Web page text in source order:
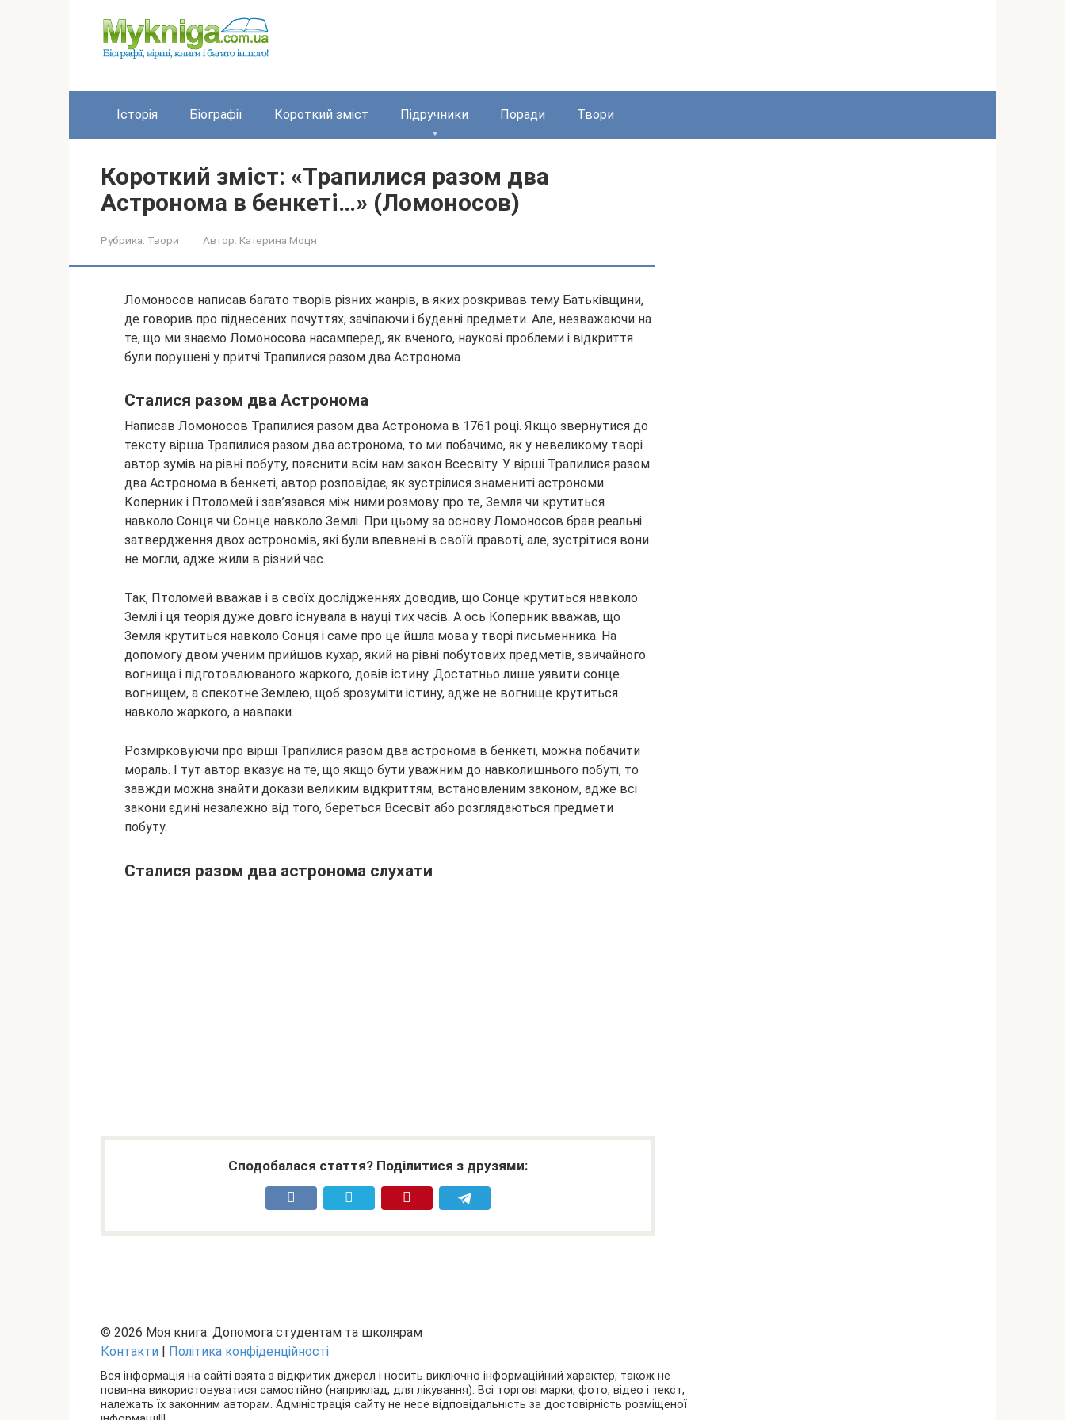
Історія Біографії Короткий зміст Підручники Поради Твори
Короткий зміст: «Трапилися разом два
Астронома в бенкеті…» (Ломоносов)
Рубрика: Твори Автор: Катерина Моця
Ломоносов написав багато творів різних жанрів, в яких розкривав тему Батьківщини,
де говорив про піднесених почуттях, зачіпаючи і буденні предмети. Але, незважаючи на
те, що ми знаємо Ломоносова насамперед, як вченого, наукові проблеми і відкриття
були порушені у притчі Трапилися разом два Астронома.
Сталися разом два Астронома
Написав Ломоносов Трапилися разом два Астронома в 1761 році. Якщо звернутися до
тексту вірша Трапилися разом два астронома, то ми побачимо, як у невеликому творі
автор зумів на рівні побуту, пояснити всім нам закон Всесвіту. У вірші Трапилися разом
два Астронома в бенкеті, автор розповідає, як зустрілися знамениті астрономи
Коперник і Птоломей і зав’язався між ними розмову про те, Земля чи крутиться
навколо Сонця чи Сонце навколо Землі. При цьому за основу Ломоносов брав реальні
затвердження двох астрономів, які були впевнені в своїй правоті, але, зустрітися вони
не могли, адже жили в різний час.
Так, Птоломей вважав і в своїх дослідженнях доводив, що Сонце крутиться навколо
Землі і ця теорія дуже довго існувала в науці тих часів. А ось Коперник вважав, що
Земля крутиться навколо Сонця і саме про це йшла мова у творі письменника. На
допомогу двом ученим прийшов кухар, який на рівні побутових предметів, звичайного
вогнища і підготовлюваного жаркого, довів істину. Достатньо лише уявити сонце
вогнищем, а спекотне Землею, щоб зрозуміти істину, адже не вогнище крутиться
навколо жаркого, а навпаки.
Розмірковуючи про вірші Трапилися разом два астронома в бенкеті, можна побачити
мораль. І тут автор вказує на те, що якщо бути уважним до навколишнього побуті, то
завжди можна знайти докази великим відкриттям, встановленим законом, адже всі
закони єдині незалежно від того, береться Всесвіт або розглядаються предмети
побуту.
Сталися разом два астронома слухати
Сподобалася стаття? Поділитися з друзями:
© 2026 Моя книга: Допомога студентам та школярам
Контакти | Політика конфіденційності
Вся інформація на сайті взята з відкритих джерел і носить виключно інформаційний характер, також не
повинна використовуватися самостійно (наприклад, для лікування). Всі торгові марки, фото, відео і текст,
належать їх законним авторам. Адміністрація сайту не несе відповідальність за достовірність розміщеної